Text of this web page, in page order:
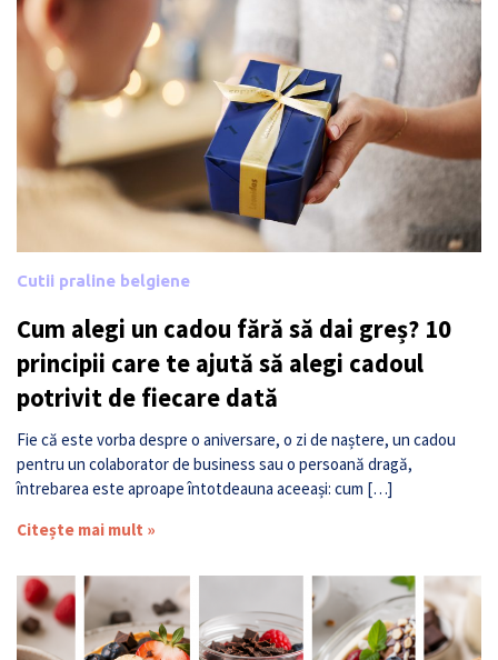
Cutii praline belgiene
Cum alegi un cadou fără să dai greș? 10
principii care te ajută să alegi cadoul
potrivit de fiecare dată
Fie că este vorba despre o aniversare, o zi de naștere, un cadou
pentru un colaborator de business sau o persoană dragă,
întrebarea este aproape întotdeauna aceeași: cum […]
Citește mai mult »